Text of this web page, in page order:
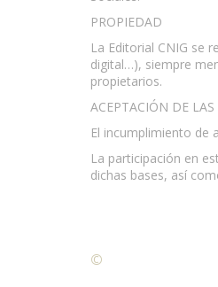
PROPIEDAD
La Editorial CNIG se
digital…), siempre
propietarios.
ACEPTACIÓN DE LAS
El incumplimiento de
La participación en
dichas bases, así
©